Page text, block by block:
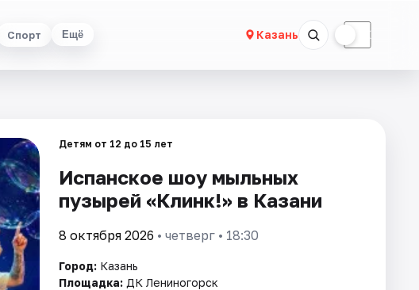
Спорт Ещё Казань ☾
Детям от 12 до 15 лет
Испанское шоу мыльных
пузырей «Клинк!» в Казани
8 октября 2026 • четверг • 18:30
Город: Казань
Площадка: ДК Лениногорск